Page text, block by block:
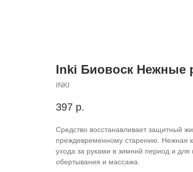
Inki Биовоск Нежные
INKI
397 р.
Cредство восстанавливает защитный
преждевременному старению. Нежная
ухода за руками в зимний период и
обертывания и массажа.